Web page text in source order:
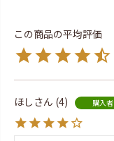
ほし 4 購入者